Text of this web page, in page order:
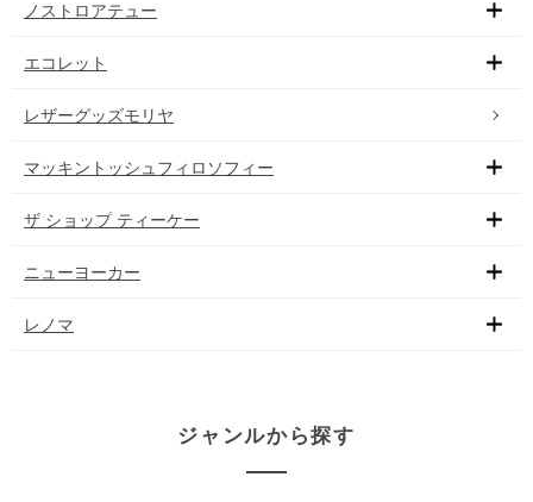
ノストロアテュー
エコレット
レザーグッズモリヤ
マッキントッシュフィロソフィー
ザ ショップ ティーケー
ニューヨーカー
レノマ
ジャンルから探す